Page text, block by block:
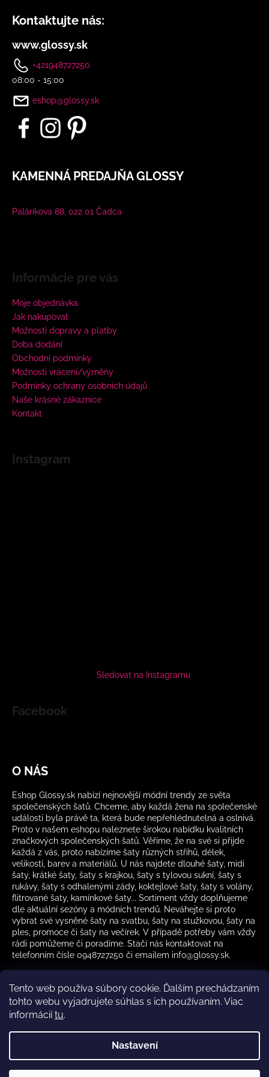
Tento web používa súbory cookie. Ďalším prechádzaním
tohto webu vyjadrujete súhlas s ich používaním. Viac
informáciítu.
Nastavení
Kontaktujte nás:
www.glossy.sk
+421948727250
08:00 - 15:00
eshop@glossy.sk
KAMENNÁ PREDAJŇA GLOSSY
Palárikova 88, 022 01 Čadca
Informácie pre vás
Moje objednávka
Jak nakupovat
Možnosti dopravy a platby
Doba dodání
Obchodní podmínky
Možnosti vrácení/výměny
Podmínky ochrany osobních údajů
Naše krásné zákaznice
Kontakt
Instagram
Sledovat na Instagramu
Facebook
O NÁS
Eshop Glossy.sk nabízí nejnovější módní trendy ze světa
společenských šatů. Chceme, aby každá žena na společenské
události byla právě ta, která bude nepřehlédnutelná a oslnivá.
Proto v našem eshopu naleznete širokou nabídku kvalitních
značkových společenských šatů. Věříme, že na své si přijde
každá z vás, proto nabízíme šaty různých střihů, délek,
velikostí, barev a materiálů. U nás najdete dlouhé šaty, midi
šaty, krátké šaty, šaty s krajkou, šaty s tylovou sukní, šaty s
rukávy, šaty s odhalenými zády, koktejlové šaty, šaty s volány,
flitrované šaty, kamínkové šaty... Sortiment vždy doplňujeme
dle aktuální sezóny a módních trendů. Neváhejte si proto
vybrat své vysněné šaty na svatbu, šaty na stužkovou, šaty na
ples, promoce či šaty na večírek. V případě potřeby vám vždy
rádi pomůžeme či poradíme. Stačí nás kontaktovat na
telefonním čísle 0948727250 či emailem info@glossy.sk.
Kamenná prodejna otevírací doba CZ